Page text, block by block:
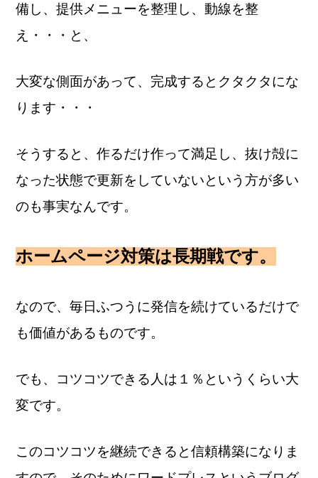
備し、提供メニューを整理し、動線を整
え・・・と、
大変な側面があって、完成するとクタクタにな
ります・・・
そうすると、作るだけ作って満足し、抜け殻に
なった状態で更新をしていないという方が多い
のも事実なんです。
ホームページ対策は長期戦です。
なので、 毎日ふつうに発信を続けているだけで
も価値があるものです。
でも、コツコツできる人は１％というくらい大
変です。
このコツコツを継続できると信頼構築になりま